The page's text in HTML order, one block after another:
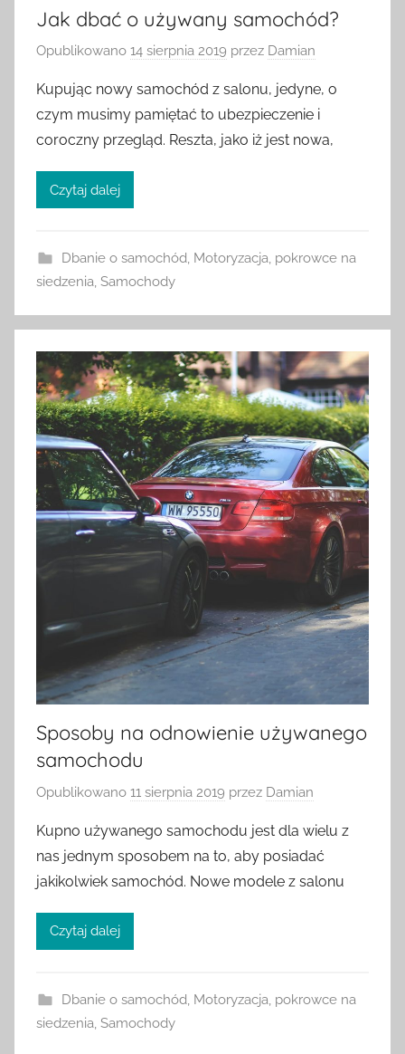
Jak dbać o używany samochód?
Opublikowano 14 sierpnia 2019 przez Damian
Kupując nowy samochód z salonu, jedyne, o
czym musimy pamiętać to ubezpieczenie i
coroczny przegląd. Reszta, jako iż jest nowa,
Czytaj dalej
Dbanie o samochód, Motoryzacja, pokrowce na
siedzenia, Samochody
Sposoby na odnowienie używanego
samochodu
Opublikowano 11 sierpnia 2019 przez Damian
Kupno używanego samochodu jest dla wielu z
nas jednym sposobem na to, aby posiadać
jakikolwiek samochód. Nowe modele z salonu
Czytaj dalej
Dbanie o samochód Motoryzacja pokrowce na
siedzenia Samochody